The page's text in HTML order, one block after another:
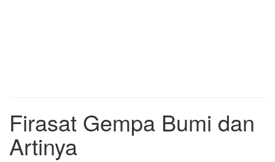
Firasat Gempa Bumi dan
Artinya